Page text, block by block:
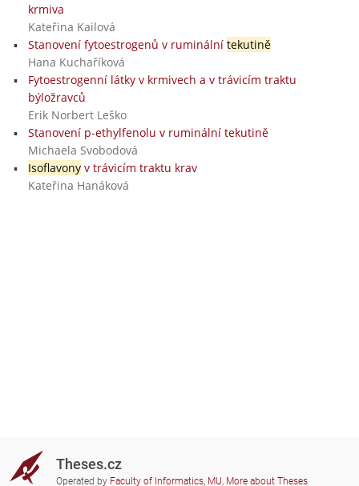
krmiva
Kateřina Kailová
Stanovení fytoestrogenů v ruminální tekutině
Hana Kuchaříková
Fytoestrogenní látky v krmivech a v trávicím traktu
býložravců
Erik Norbert Leško
Stanovení p-ethylfenolu v ruminální tekutině
Michaela Svobodová
Isoflavonyv trávicím traktu krav
Kateřina Hanáková
Theses.cz
Operated by Faculty of Informatics, MU, More about Theses